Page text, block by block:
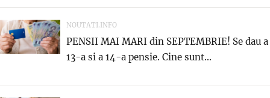
NOUTATI.INFO
PENSII MAI MARI din SEPTEMBRIE! Se dau a
13-a si a 14-a pensie. Cine sunt...